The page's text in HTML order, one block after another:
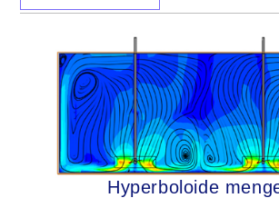
Hyperboloide